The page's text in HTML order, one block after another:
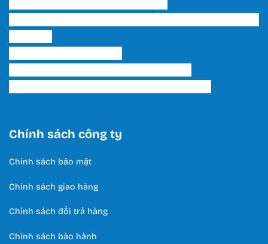
Chính sách công ty
Chính sách bảo mật
Chính sách giao hàng
Chính sách đổi trả hàng
Chính sách bảo hành